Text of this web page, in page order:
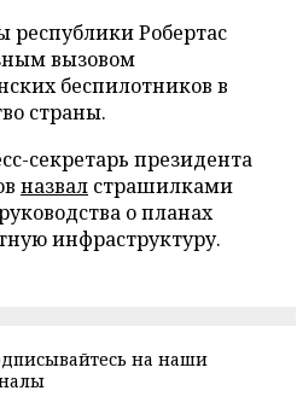
Робертас
вызовом
беспилотников в
страны.
секретарь президента
назвал страшилками
о планах
инфраструктуру.
на наши